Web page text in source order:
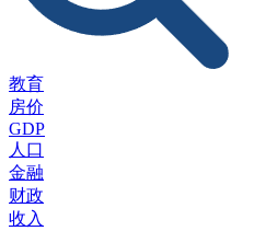
教育
房价
GDP
人口
金融
财政
收入